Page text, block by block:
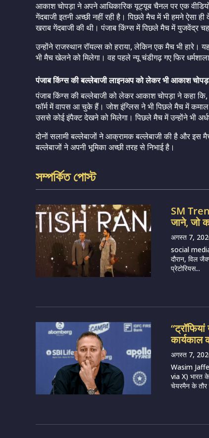
आकाश चोपड़ा ने अपने आधिकारिक यूट्यूब चैनल पर एक
गेंदबाजी इतनी अच्छी नहीं रही है। पिछले मैच में भी हमने ऐसा
खराब गेंदबाजी की थी। पंजाब किंग्स में पिछले मैच में युजवेंद्र
उन्होंने राजस्थान रॉयल्स को हराया, लेकिन एक मैच भी
भी मैच खेलने को मिलेगा। वह पहले न्यू चंडीगढ़ गए फिर
पंजाब किंग्स की बल्लेबाजी लाइनअप को लेकर भी आकाश
पंजाब किंग्स की बल्लेबाजी को लेकर आकाश चोपड़ा ने कहा कि,
फॉर्म में वापस आ चुके हैं। जोश इंग्लिस ने भी पिछले मैच में
उससे कोई इंपैक्ट देखने को मिलेगा। पिछले मैच में उन्होंने भी
दोनों सलामी बल्लेबाजों ने आक्रामक बल्लेबाजी की है और इस
बल्लेबाजों ने अपनी भूमिका अच्छी तरह से निभाई है।
সম্পর্কিত পোস্ট
SM
जाने, जो
अगस्त 7,
social
दौरान, विल
प्रेटोरियस...
कार्यकाल
अगस्त 7,
Wasim
via X) भारत
चेयरमैन के तौर